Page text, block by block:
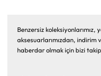
Benzersiz koleksiyonlarımız,
aksesuarlarımızdan, indirim
haberdar olmak için bizi